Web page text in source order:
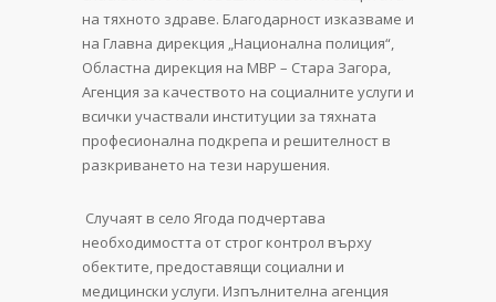
на тяхното здраве. Благодарност изказваме и
на Главна дирекция „Национална полиция“,
Областна дирекция на МВР – Стара Загора,
Агенция за качеството на социалните услуги и
всички участвали институции за тяхната
професионална подкрепа и решителност в
разкриването на тези нарушения.
Случаят в село Ягода подчертава
необходимостта от строг контрол върху
обектите, предоставящи социални и
медицински услуги. Изпълнителна агенция